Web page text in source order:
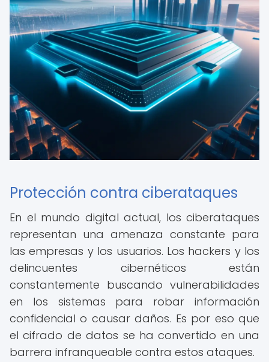
Protección contra ciberataques
En el mundo digital actual, los ciberataques
representan una amenaza constante para
las empresas y los usuarios. Los hackers y los
delincuentes cibernéticos están
constantemente buscando vulnerabilidades
en los sistemas para robar información
confidencial o causar daños. Es por eso que
el cifrado de datos se ha convertido en una
barrera infranqueable contra estos ataques.